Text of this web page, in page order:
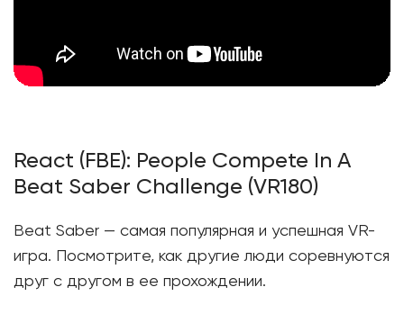
React (FBE): People Compete In A
Beat Saber Challenge (VR180)
Beat Saber — самая популярная и успешная VR-
игра. Посмотрите, как другие люди соревнуются
друг с другом в ее прохождении.